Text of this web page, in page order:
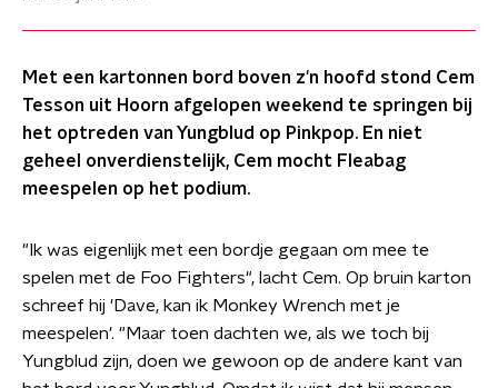
Met een kartonnen bord boven z'n hoofd stond Cem
Tesson uit Hoorn afgelopen weekend te springen bij
het optreden van Yungblud op Pinkpop. En niet
geheel onverdienstelijk, Cem mocht Fleabag
meespelen op het podium.
"Ik was eigenlijk met een bordje gegaan om mee te
spelen met de Foo Fighters", lacht Cem. Op bruin karton
schreef hij 'Dave, kan ik Monkey Wrench met je
meespelen'. "Maar toen dachten we, als we toch bij
Yungblud zijn, doen we gewoon op de andere kant van